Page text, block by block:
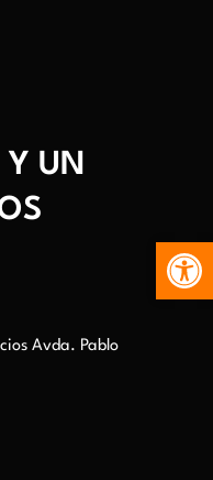
Y UN
Avda. Pablo